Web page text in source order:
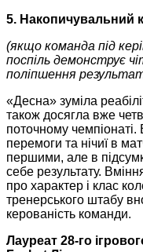
5. Накопичувальний
(якщо команда під
поспіль демонструє
поліпшення
«Десна» зуміла
також досягла вже
поточному чемпіонаті.
перемоги та нічиї в
першими, але в
себе результату.
про характер і клас
тренерського штабу
керованість команди.
Лауреат 28-го